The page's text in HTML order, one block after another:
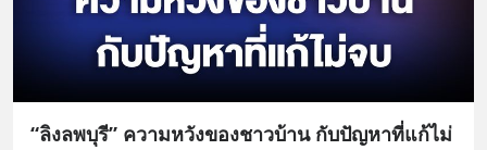
“ลิงลพบุรี” ความหวังของชาวบ้าน กับปัญหาที่แก้ไม่